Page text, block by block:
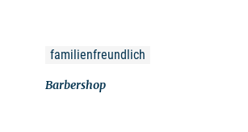
familienfreundlich
Barbershop